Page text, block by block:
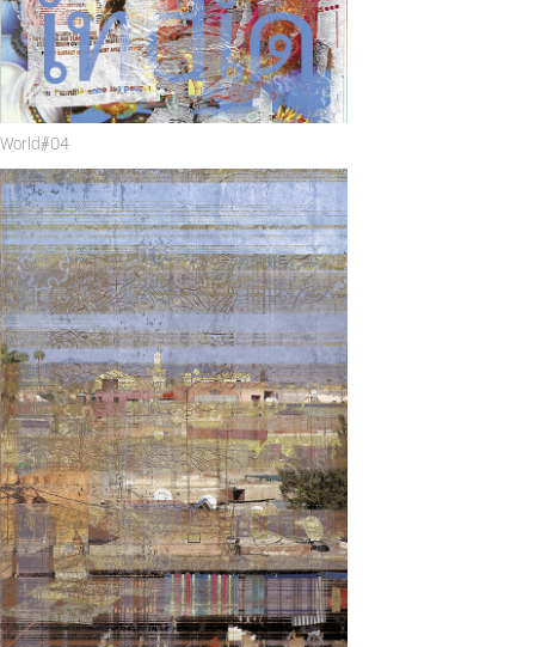
World#04